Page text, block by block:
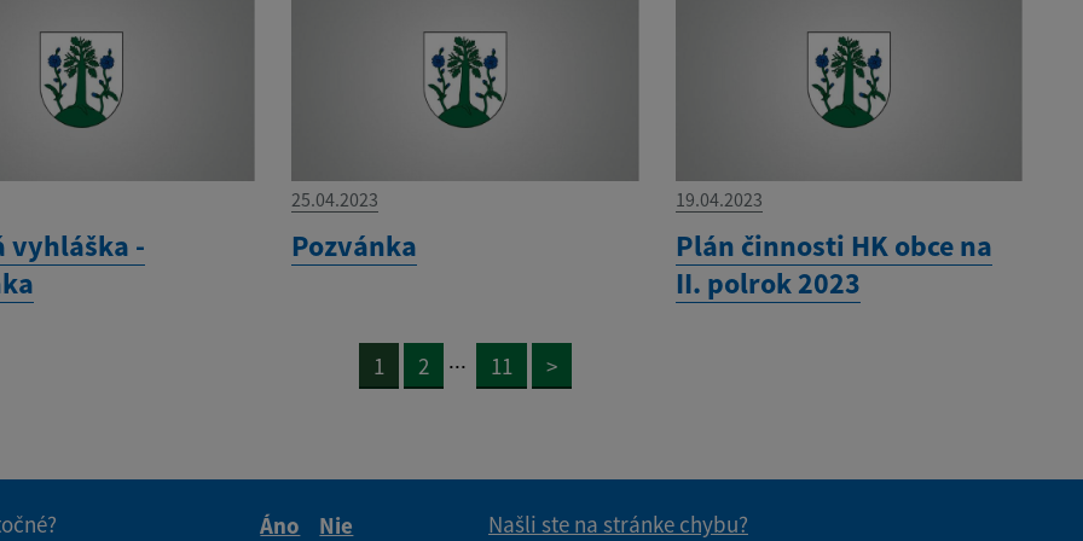
vyhláška -
25.04.2023
Pozvánka
19.04.2023
Plán činnosti HK obce na
II. polrok 2023
1 2 ... 11 >
Áno
Nie
Našli ste na stránke chybu?